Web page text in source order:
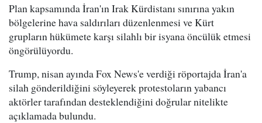
Plan kapsamında İran'ın Irak Kürdistanı sınırına yakın
bölgelerine hava saldırıları düzenlenmesi ve Kürt
grupların hükümete karşı silahlı bir isyana öncülük etmesi
öngörülüyordu.
Trump, nisan ayında Fox News'e verdiği röportajda İran'a
silah gönderildiğini söyleyerek protestoların yabancı
aktörler tarafından desteklendiğini doğrular nitelikte
açıklamada bulundu.